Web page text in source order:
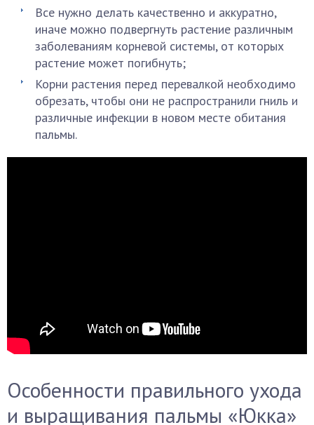
Все нужно делать качественно и аккуратно,
иначе можно подвергнуть растение различным
заболеваниям корневой системы, от которых
растение может погибнуть;
Корни растения перед перевалкой необходимо
обрезать, чтобы они не распространили гниль и
различные инфекции в новом месте обитания
пальмы.
Особенности правильного ухода
и выращивания пальмы «Юкка»